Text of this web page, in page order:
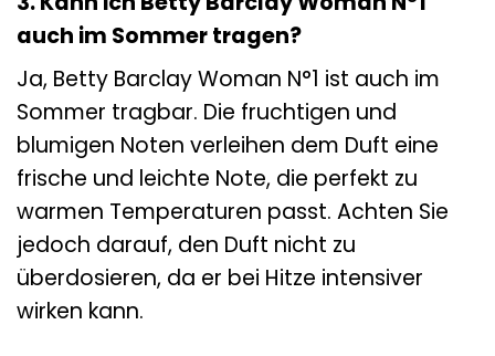
auch im Sommer tragen?
Ja, Betty Barclay Woman N°1 ist auch im
Sommer tragbar. Die fruchtigen und
blumigen Noten verleihen dem Duft eine
frische und leichte Note, die perfekt zu
warmen Temperaturen passt. Achten Sie
jedoch darauf, den Duft nicht zu
überdosieren, da er bei Hitze intensiver
wirken kann.